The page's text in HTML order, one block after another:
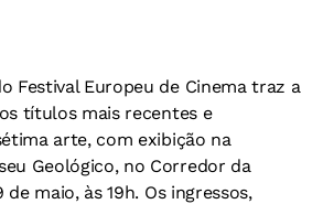
Festival Europeu de Cinema traz a
títulos mais recentes e
arte, com exibição na
Geológico, no Corredor da
maio, às 19h. Os ingressos,